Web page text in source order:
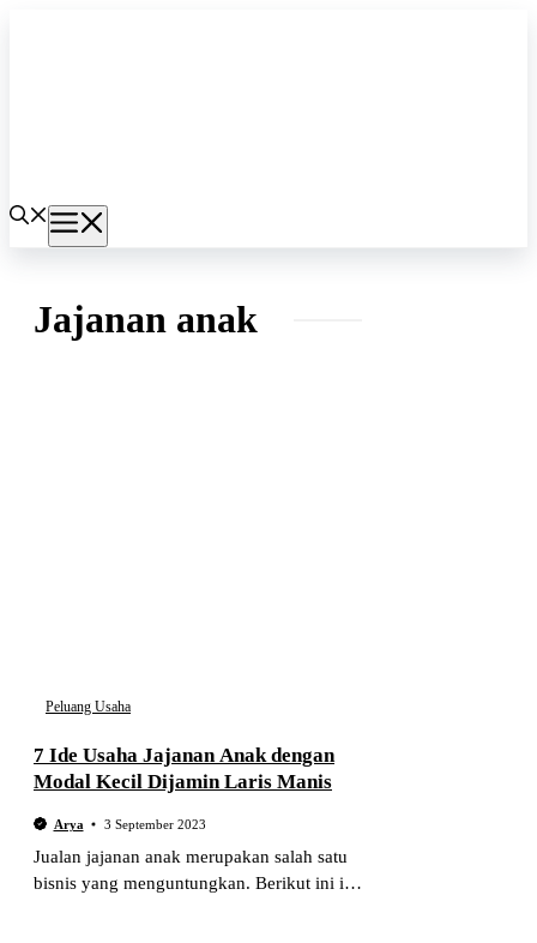
Jajanan anak
Peluang Usaha
7 Ide Usaha Jajanan Anak dengan
Modal Kecil Dijamin Laris Manis
Arya 3 September 2023
Jualan jajanan anak merupakan salah satu
bisnis yang menguntungkan. Berikut ini ide